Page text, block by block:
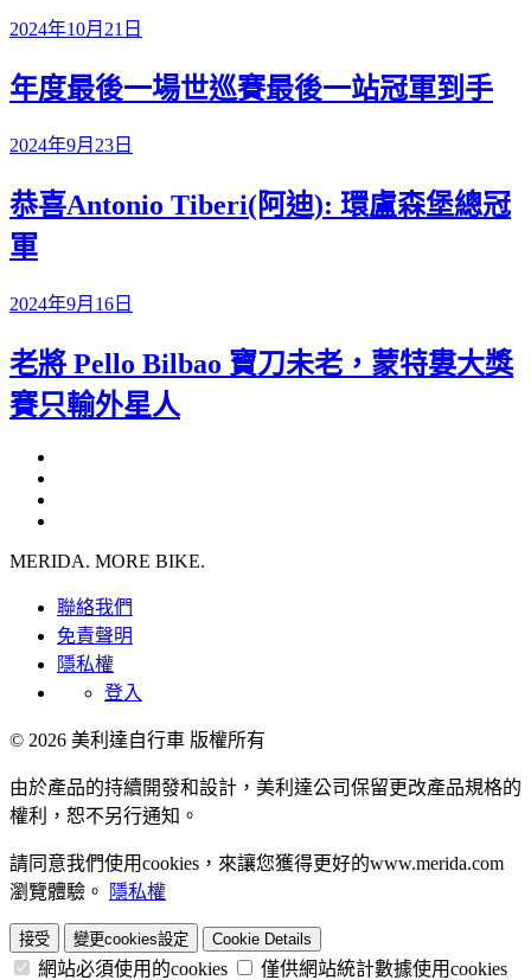
2024年10月21日
年度最後一場世巡賽最後一站冠軍到手
2024年9月23日
恭喜Antonio Tiberi(阿迪): 環盧森堡總冠
軍
2024年9月16日
老將 Pello Bilbao 寶刀未老，蒙特婁大獎
賽只輸外星人
MERIDA. MORE BIKE.
聯絡我們
免責聲明
隱私權
登入
© 2026 美利達自行車 版權所有
由於產品的持續開發和設計，美利達公司保留更改產品規格的
權利，恕不另行通知。
請同意我們使用cookies，來讓您獲得更好的www.merida.com
瀏覽體驗。
隱私權
接受 變更cookies設定 Cookie Details
網站必須使用的cookies 僅供網站統計數據使用cookies